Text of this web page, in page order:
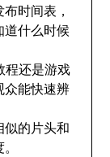
时间表，
道什么时候
程还是游戏
众能快速辨
似的片头和